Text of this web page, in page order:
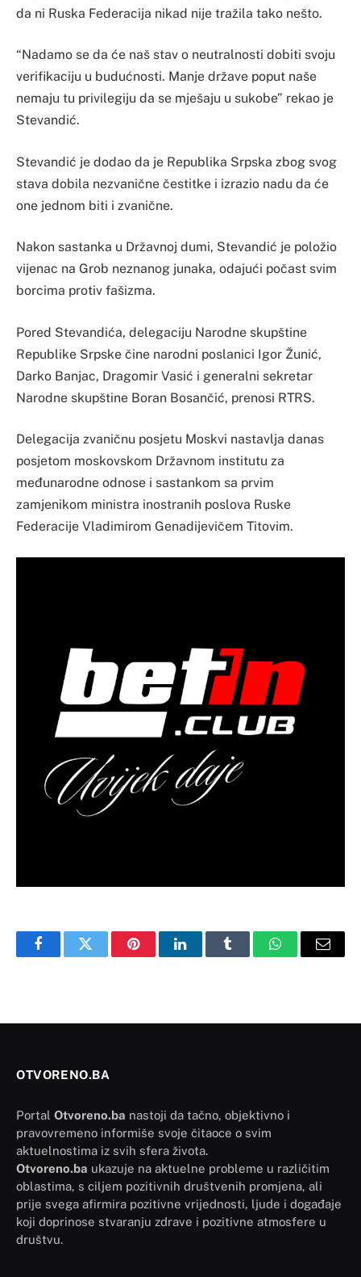
da ni Ruska Federacija nikad nije tražila tako nešto.
“Nadamo se da će naš stav o neutralnosti dobiti svoju
verifikaciju u budućnosti. Manje države poput naše
nemaju tu privilegiju da se mješaju u sukobe” rekao je
Stevandić.
Stevandić je dodao da je Republika Srpska zbog svog
stava dobila nezvanične čestitke i izrazio nadu da će
one jednom biti i zvanične.
Nakon sastanka u Državnoj dumi, Stevandić je položio
vijenac na Grob neznanog junaka, odajući počast svim
borcima protiv fašizma.
Pored Stevandića, delegaciju Narodne skupštine
Republike Srpske čine narodni poslanici Igor Žunić,
Darko Banjac, Dragomir Vasić i generalni sekretar
Narodne skupštine Boran Bosančić, prenosi RTRS.
Delegacija zvaničnu posjetu Moskvi nastavlja danas
posjetom moskovskom Državnom institutu za
međunarodne odnose i sastankom sa prvim
zamjenikom ministra inostranih poslova Ruske
Federacije Vladimirom Genadijevičem Titovim.
FacebookTwitter PinterestLinkedInTumblr WhatsAppEmail
OTVORENO.BA
Portal Otvoreno.ba nastoji da tačno, objektivno i
pravovremeno informiše svoje čitaoce o svim
aktuelnostima iz svih sfera života.
Otvoreno.ba ukazuje na aktuelne probleme u različitim
oblastima, s ciljem pozitivnih društvenih promjena, ali
prije svega afirmira pozitivne vrijednosti, ljude i događaje
koji doprinose stvaranju zdrave i pozitivne atmosfere u
društvu.